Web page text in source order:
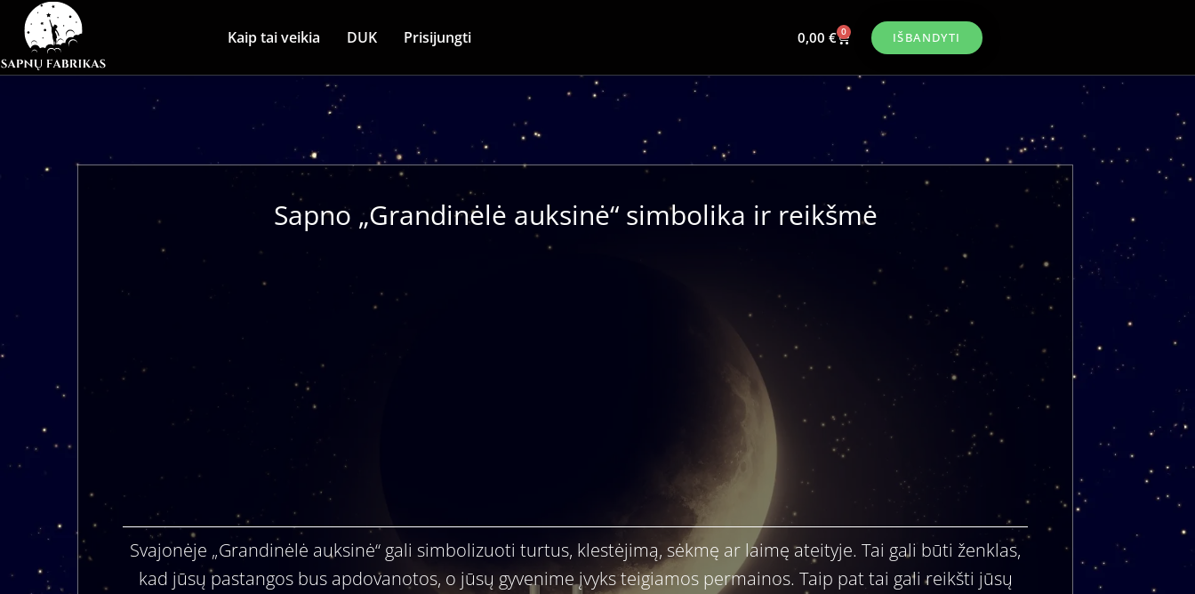
Kaip tai veikia DUK Prisijungti 0,00 € 0 IŠBANDYTI
Sapno „Grandinėlė auksinė“ simbolika ir reikšmė
Svajonėje „Grandinėlė auksinė“ gali simbolizuoti turtus, klestėjimą, sėkmę ar laimę ateityje. Tai gali būti ženklas,
kad jūsų pastangos bus apdovanotos, o jūsų gyvenime įvyks teigiamos permainos. Taip pat tai gali reikšti jūsų